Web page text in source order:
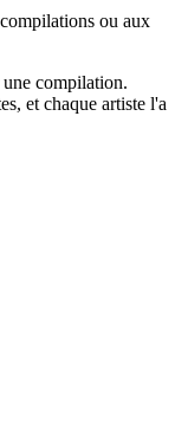
ou aux
compilation.
et chaque artiste l'a